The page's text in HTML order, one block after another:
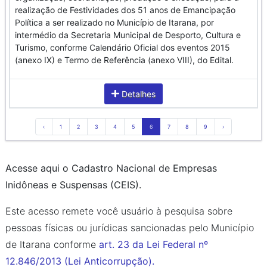
realização de Festividades dos 51 anos de Emancipação
Política a ser realizado no Município de Itarana, por
intermédio da Secretaria Municipal de Desporto, Cultura e
Turismo, conforme Calendário Oficial dos eventos 2015
(anexo IX) e Termo de Referência (anexo VIII), do Edital.
Detalhes
‹ 1 2 3 4 5 6 7 8 9 ›
Acesse aqui o Cadastro Nacional de Empresas
Inidôneas e Suspensas (CEIS).
Este acesso remete você usuário à pesquisa sobre
pessoas físicas ou jurídicas sancionadas pelo Município
de Itarana conforme art. 23 da Lei Federal nº
12.846/2013 (Lei Anticorrupção).